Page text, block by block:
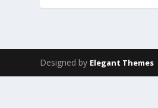
Designed by Elegant Themes